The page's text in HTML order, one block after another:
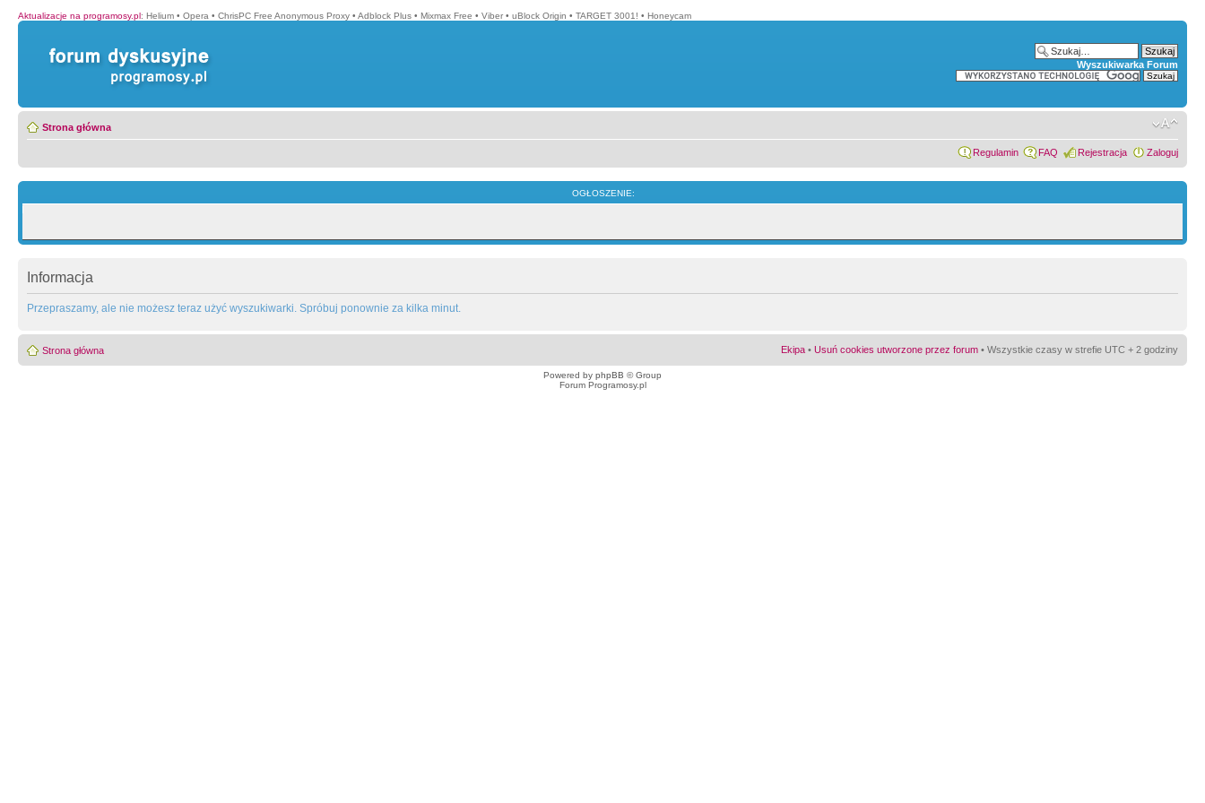
Aktualizacje na programosy.pl: Helium • Opera • ChrisPC Free Anonymous Proxy • Adblock Plus • Mixmax Free • Viber • uBlock Origin • TARGET 3001! • Honeycam
Wyszukiwarka Forum
Strona główna
Regulamin FAQ Rejestracja Zaloguj
OGŁOSZENIE:
Informacja
Przepraszamy, ale nie możesz teraz użyć wyszukiwarki. Spróbuj ponownie za kilka minut.
Strona główna Ekipa • Usuń cookies utworzone przez forum • Wszystkie czasy w strefie UTC + 2 godziny
Powered by phpBB © Group
Forum Programosy.pl